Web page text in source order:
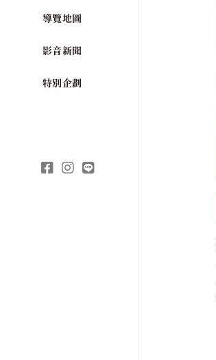
導覽地圖
影音新聞
特別企劃